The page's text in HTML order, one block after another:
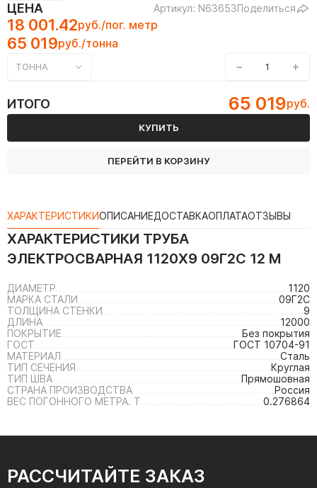
ЦЕНА Артикул: N63653Поделиться
18 001.42руб./пог. метр
65 019руб./тонна
ТОННА − +
ИТОГО 65 019руб.
КУПИТЬ
ПЕРЕЙТИ В КОРЗИНУ
ХАРАКТЕРИСТИКИОПИСАНИЕДОСТАВКАОПЛАТАОТЗЫВЫ
ХАРАКТЕРИСТИКИ ТРУБА
ЭЛЕКТРОСВАРНАЯ 1120Х9 09Г2С 12 М
ДИАМЕТР
1120
МАРКА СТАЛИ
09Г2С
ТОЛЩИНА СТЕНКИ
9
ДЛИНА
12000
ПОКРЫТИЕ
Без покрытия
ГОСТ
ГОСТ 10704-91
МАТЕРИАЛ
Сталь
ТИП СЕЧЕНИЯ
Круглая
ТИП ШВА
Прямошовная
СТРАНА ПРОИЗВОДСТВА
Россия
ВЕС ПОГОННОГО МЕТРА. Т
0.276864
РАССЧИТАЙТЕ ЗАКАЗ